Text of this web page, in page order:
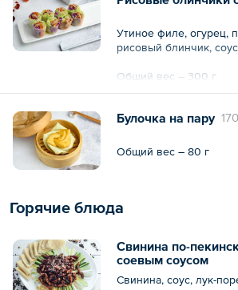
Утиное филе, огурец,
рисовый блинчик,
Общий вес – 300 г
Булочка на пару
Общий вес – 80 г
Горячие блюда
Свинина по-
соевым соусом
Свинина, соус, лук-